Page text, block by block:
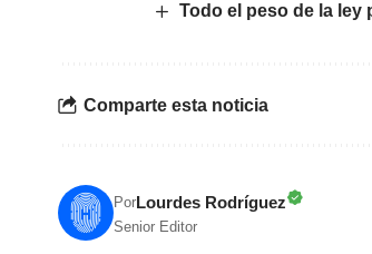
Todo el peso de la
Comparte esta noticia
PorLourdes Rodríguez
Senior Editor